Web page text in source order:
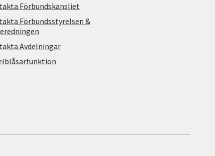
Förbundskansliet
Förbundsstyrelsen &
Avdelningar